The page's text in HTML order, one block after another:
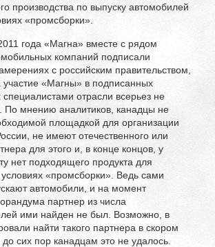
производства по выпуску автомобилей
«промсборки».
года «Магна» вместе с рядом
компаний подписали
с российским правительством,
участие «Магны» в подписанных
специалистами отрасли всерьез не
По мнению аналитиков, канадцы не
площадкой для организации
не имеют отечественного или
для этого и, в конце концов, у
нет подходящего продукта для
условиях «промсборки». Ведь сами
автомобили, и на момент
партнер из числа
ими найден не был. Возможно, в
найти такого партнера в скором
сих пор канадцам это не удалось.